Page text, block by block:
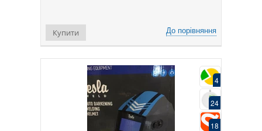
До порівняння
Купити
4
24
18